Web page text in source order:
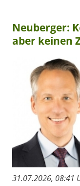
Neuberger:
aber keinen
31.07.2026, 08:41